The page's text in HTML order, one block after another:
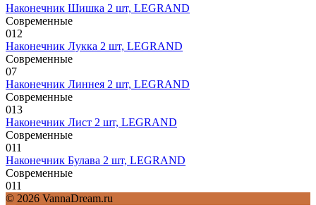
Наконечник Шишка 2 шт, LEGRAND
Современные
012
Наконечник Лукка 2 шт, LEGRAND
Современные
07
Наконечник Линнея 2 шт, LEGRAND
Современные
013
Наконечник Лист 2 шт, LEGRAND
Современные
011
Наконечник Булава 2 шт, LEGRAND
Современные
011
© 2026 VannaDream.ru